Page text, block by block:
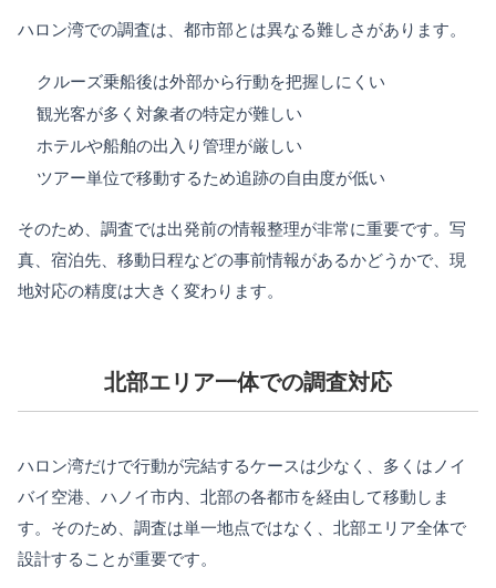
ハロン湾での調査は、都市部とは異なる難しさがあります。
クルーズ乗船後は外部から行動を把握しにくい
観光客が多く対象者の特定が難しい
ホテルや船舶の出入り管理が厳しい
ツアー単位で移動するため追跡の自由度が低い
そのため、調査では出発前の情報整理が非常に重要です。写
真、宿泊先、移動日程などの事前情報があるかどうかで、現
地対応の精度は大きく変わります。
北部エリア一体での調査対応
ハロン湾だけで行動が完結するケースは少なく、多くはノイ
バイ空港、ハノイ市内、北部の各都市を経由して移動しま
す。そのため、調査は単一地点ではなく、北部エリア全体で
設計することが重要です。